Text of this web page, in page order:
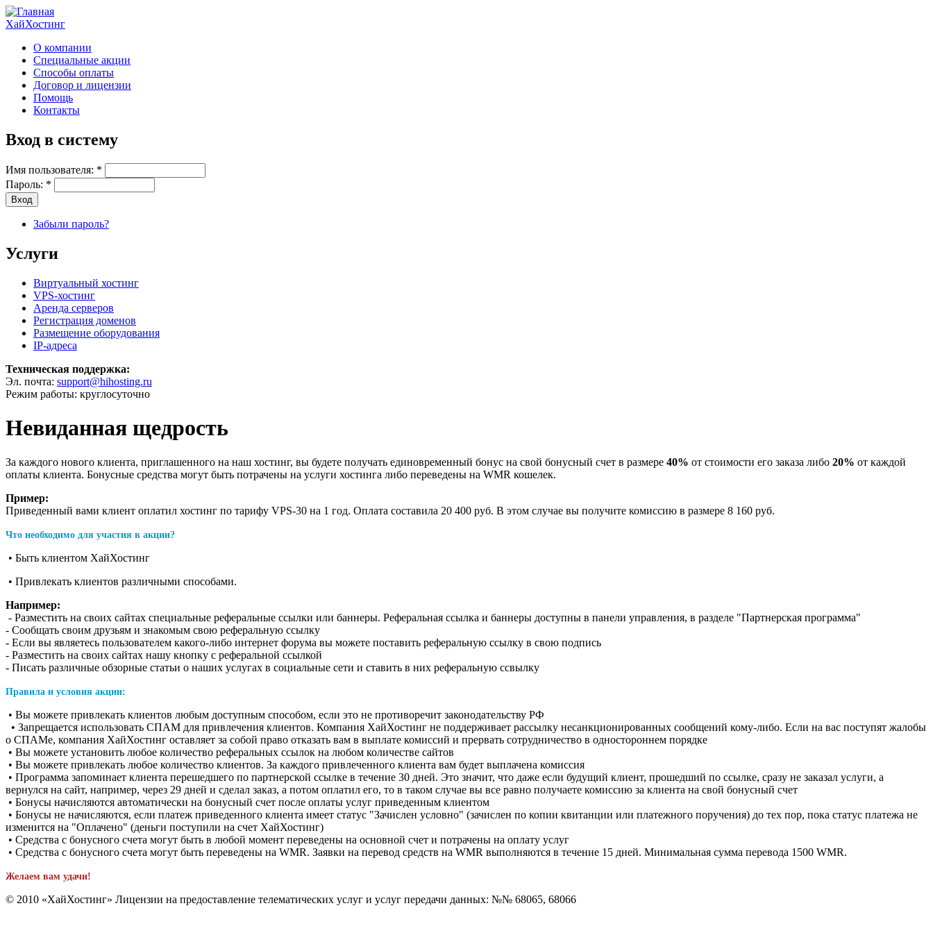
ХайХостинг
О компании
Специальные акции
Способы оплаты
Договор и лицензии
Помощь
Контакты
Вход в систему
Имя пользователя: *
Пароль: *
Забыли пароль?
Услуги
Виртуальный хостинг
VPS-хостинг
Аренда серверов
Регистрация доменов
Размещение оборудования
IP-адреса
Техническая поддержка:
Эл. почта: support@hihosting.ru
Режим работы: круглосуточно
Невиданная щедрость
За каждого нового клиента, приглашенного на наш хостинг, вы будете получать единовременный бонус на свой бонусный счет в размере 40% от стоимости его заказа либо 20% от каждой
оплаты клиента. Бонусные средства могут быть потрачены на услуги хостинга либо переведены на WMR кошелек.
Пример:
Приведенный вами клиент оплатил хостинг по тарифу VPS-30 на 1 год. Оплата составила 20 400 руб. В этом случае вы получите комиссию в размере 8 160 руб.
Что необходимо для участия в акции?
• Быть клиентом ХайХостинг
• Привлекать клиентов различными способами.
Например:
- Разместить на своих сайтах специальные реферальные ссылки или баннеры. Реферальная ссылка и баннеры доступны в панели управления, в разделе "Партнерская программа"
- Сообщать своим друзьям и знакомым свою реферальную ссылку
- Если вы являетесь пользователем какого-либо интернет форума вы можете поставить реферальную ссылку в свою подпись
- Разместить на своих сайтах нашу кнопку с реферальной ссылкой
- Писать различные обзорные статьи о наших услугах в социальные сети и ставить в них реферальную ссвылку
Правила и условия акции:
• Вы можете привлекать клиентов любым доступным способом, если это не противоречит законодательству РФ
• Запрещается использовать СПАМ для привлечения клиентов. Компания ХайХостинг не поддерживает рассылку несанкционированных сообщений кому-либо. Если на вас поступят жалобы
о СПАМе, компания ХайХостинг оставляет за собой право отказать вам в выплате комиссий и прервать сотрудничество в одностороннем порядке
• Вы можете установить любое количество реферальных ссылок на любом количестве сайтов
• Вы можете привлекать любое количество клиентов. За каждого привлеченного клиента вам будет выплачена комиссия
• Программа запоминает клиента перешедшего по партнерской ссылке в течение 30 дней. Это значит, что даже если будущий клиент, прошедший по ссылке, сразу не заказал услуги, а
вернулся на сайт, например, через 29 дней и сделал заказ, а потом оплатил его, то в таком случае вы все равно получаете комиссию за клиента на свой бонусный счет
• Бонусы начисляются автоматически на бонусный счет после оплаты услуг приведенным клиентом
• Бонусы не начисляются, если платеж приведенного клиента имеет статус "Зачислен условно" (зачислен по копии квитанции или платежного поручения) до тех пор, пока статус платежа не
изменится на "Оплачено" (деньги поступили на счет ХайХостинг)
• Средства с бонусного счета могут быть в любой момент переведены на основной счет и потрачены на оплату услуг
• Средства с бонусного счета могут быть переведены на WMR. Заявки на перевод средств на WMR выполняются в течение 15 дней. Минимальная сумма перевода 1500 WMR.
Желаем вам удачи!
© 2010 «ХайХостинг» Лицензии на предоставление телематических услуг и услуг передачи данных: №№ 68065, 68066